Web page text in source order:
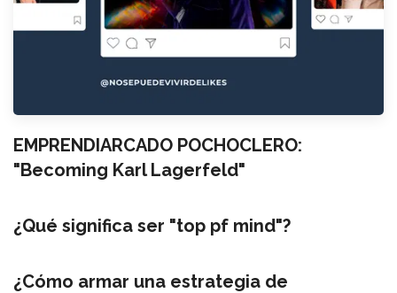
EMPRENDIARCADO POCHOCLERO:
"Becoming Karl Lagerfeld"
¿Qué significa ser "top pf mind"?
¿Cómo armar una estrategia de